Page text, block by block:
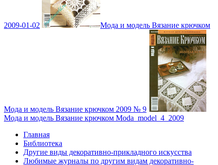
2009-01-02 Мода и модель Вязание крючком
Мода и модель Вязание крючком 2009 № 9
Мода и модель Вязание крючком Moda_model_4_2009
Главная
Библиотека
Другие виды декоративно-прикладного искусства
Любимые журналы по другим видам декоративно-